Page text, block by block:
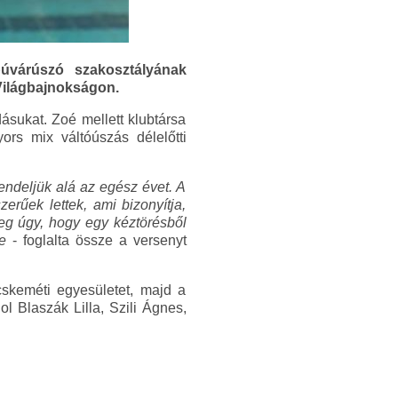
szakosztályának
Zoé mellett klubtársa
mix váltóúszás délelőtti
alá az egész évet. A
lettek, ami bizonyítja,
úgy, hogy egy kéztörésből
- foglalta össze a versenyt
egyesületet, majd a
Blaszák Lilla, Szili Ágnes,